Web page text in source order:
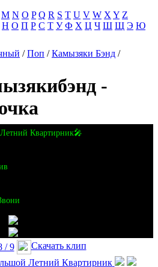
M N O P Q R S T U V W X Y Z
Н О П Р С Т У Ф Х Ц Ч Ш Щ Э Ю
/Поп /Камызяки Бэнд /
-
Квартирник🎤
/ 9 Скачать клип